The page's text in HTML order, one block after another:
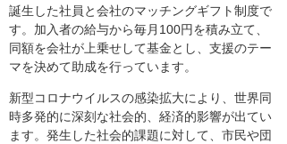
誕生した社員と会社のマッチングギフト制度で
す。加入者の給与から毎月100円を積み立て、
同額を会社が上乗せして基金とし、支援のテー
マを決めて助成を行っています。
新型コロナウイルスの感染拡大により、世界同
時多発的に深刻な社会的、経済的影響が出てい
ます。発生した社会的課題に対して、市民や団